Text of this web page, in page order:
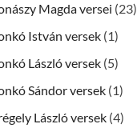
Magda versei (23)
István versek (1)
László versek (5)
Sándor versek (1)
László versek (4)